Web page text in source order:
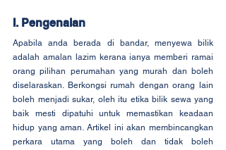
I. Pengenalan
Apabila anda berada di bandar, menyewa bilik
adalah amalan lazim kerana ianya memberi ramai
orang pilihan perumahan yang murah dan boleh
diselaraskan. Berkongsi rumah dengan orang lain
boleh menjadi sukar, oleh itu etika bilik sewa yang
baik mesti dipatuhi untuk memastikan keadaan
hidup yang aman. Artikel ini akan membincangkan
perkara utama yang boleh dan tidak boleh